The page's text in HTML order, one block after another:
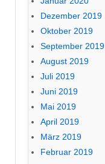
Dezember 2019
Oktober 2019
September 2019
August 2019
Juli 2019
Juni 2019
Mai 2019
April 2019
März 2019
Februar 2019